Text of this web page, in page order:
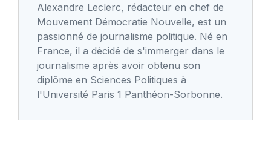
Alexandre Leclerc, rédacteur en chef de
Mouvement Démocratie Nouvelle, est un
passionné de journalisme politique. Né en
France, il a décidé de s'immerger dans le
journalisme après avoir obtenu son
diplôme en Sciences Politiques à
l'Université Paris 1 Panthéon-Sorbonne.